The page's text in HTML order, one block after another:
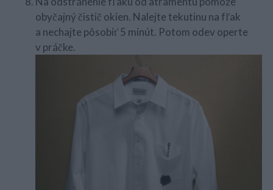
obyčajný čistič okien. Nalejte tekutinu na fľak
a nechajte pôsobiť 5 minút. Potom odev operte
v práčke.